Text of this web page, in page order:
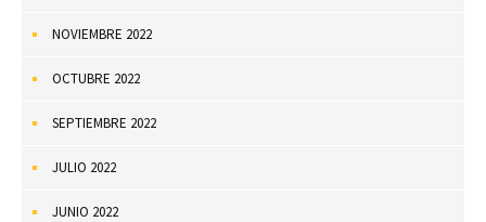
NOVIEMBRE 2022
OCTUBRE 2022
SEPTIEMBRE 2022
JULIO 2022
JUNIO 2022